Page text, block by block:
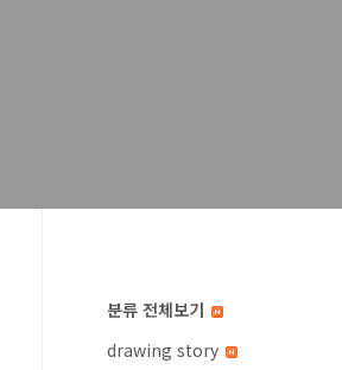
분류 전체보기
drawing story